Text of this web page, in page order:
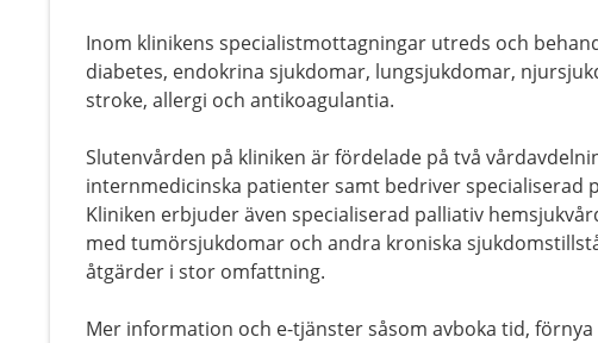
Inom klinikens specialistmottagningar utreds och
diabetes, endokrina sjukdomar, lungsjukdomar,
stroke, allergi och antikoagulantia.
Slutenvården på kliniken är fördelade på två
internmedicinska patienter samt bedriver specialiserad
Kliniken erbjuder även specialiserad palliativ
med tumörsjukdomar och andra kroniska
åtgärder i stor omfattning.
Mer information och e-tjänster såsom avboka tid,